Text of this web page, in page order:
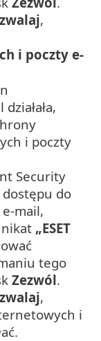
,
i poczty e-
i poczty
Security
do
mail,
„ESET
tego
Zezwól.
,
i